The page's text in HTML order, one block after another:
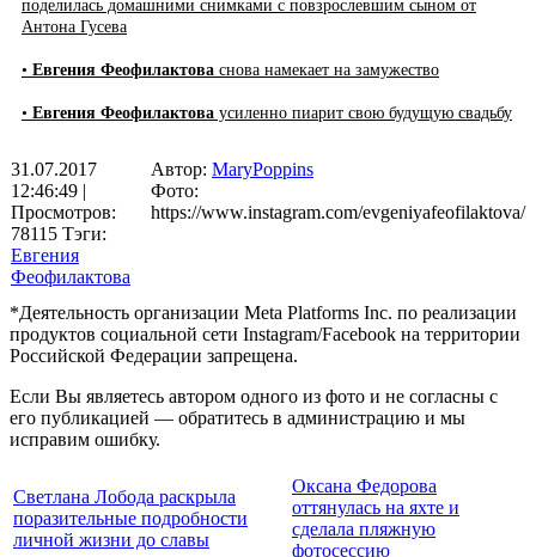
поделилась домашними снимками с повзрослевшим сыном от
Антона Гусева
• Евгения Феофилактова снова намекает на замужество
• Евгения Феофилактова усиленно пиарит свою будущую свадьбу
31.07.2017
12:46:49 |
Просмотров:
78115 Тэги:
Евгения
Феофилактова
Автор: MaryPoppins
Фото:
https://www.instagram.com/evgeniyafeofilaktova/
*Деятельность организации Meta Platforms Inc. по реализации
продуктов социальной сети Instagram/Facebook на территории
Российской Федерации запрещена.
Если Вы являетесь автором одного из фото и не согласны с
его публикацией — обратитесь в администрацию и мы
исправим ошибку.
Светлана Лобода раскрыла
поразительные подробности
личной жизни до славы
Оксана Федорова
оттянулась на яхте и
сделала пляжную
фотосессию